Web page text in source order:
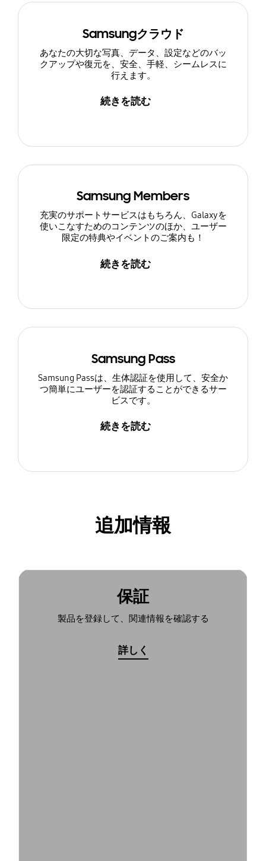
Samsungクラウド
あなたの大切な写真、データ、設定などのバッ
クアップや復元を、安全、手軽、シームレスに
行えます。
続きを読む
Samsung Members
充実のサポートサービスはもちろん、Galaxyを
使いこなすためのコンテンツのほか、ユーザー
限定の特典やイベントのご案内も！
続きを読む
Samsung Pass
Samsung Passは、生体認証を使用して、安全か
つ簡単にユーザーを認証することができるサー
ビスです。
続きを読む
追加情報
保証
製品を登録して、関連情報を確認する
詳しく